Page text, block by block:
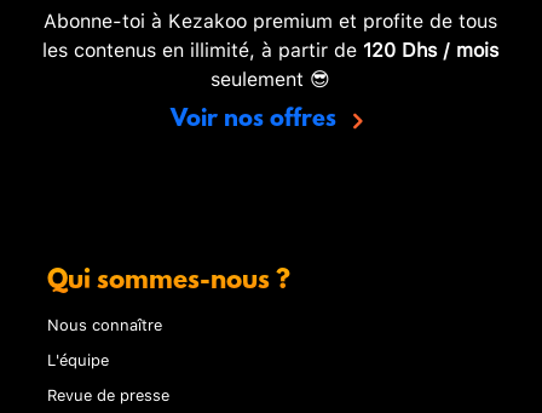
Abonne-toi à Kezakoo premium et profite de tous
les contenus en illimité, à partir de 120 Dhs / mois
seulement 😎
Voir nos offres
Qui sommes-nous ?
Nous connaître
L'équipe
Revue de presse